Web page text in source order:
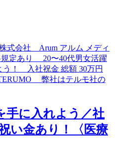
手に入れよう／社
い金あり！〈医療